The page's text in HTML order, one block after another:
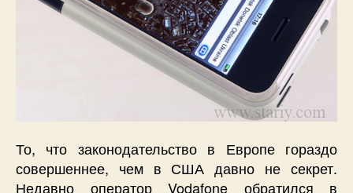
То, что законодательство в Европе гораздо
совершеннее, чем в США давно не секрет.
Недавно оператор Vodafone обратился в